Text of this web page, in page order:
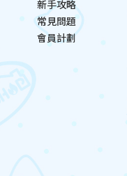
新手攻略
常見問題
會員計劃